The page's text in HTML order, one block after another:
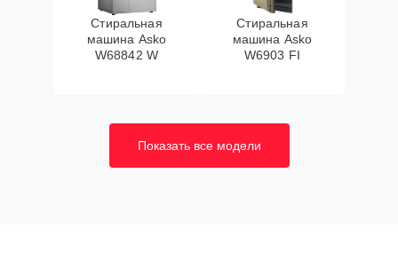
Стиральная
машина Asko
W68842 W
Стиральная
машина Asko
W6903 FI
Показать все модели